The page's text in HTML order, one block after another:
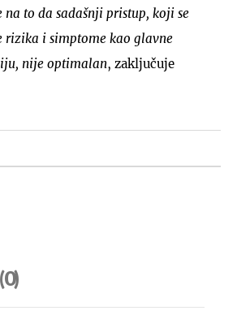
na to da sadašnji pristup, koji se
rizika i simptome kao glavne
nije optimalan, zaključuje
(0)